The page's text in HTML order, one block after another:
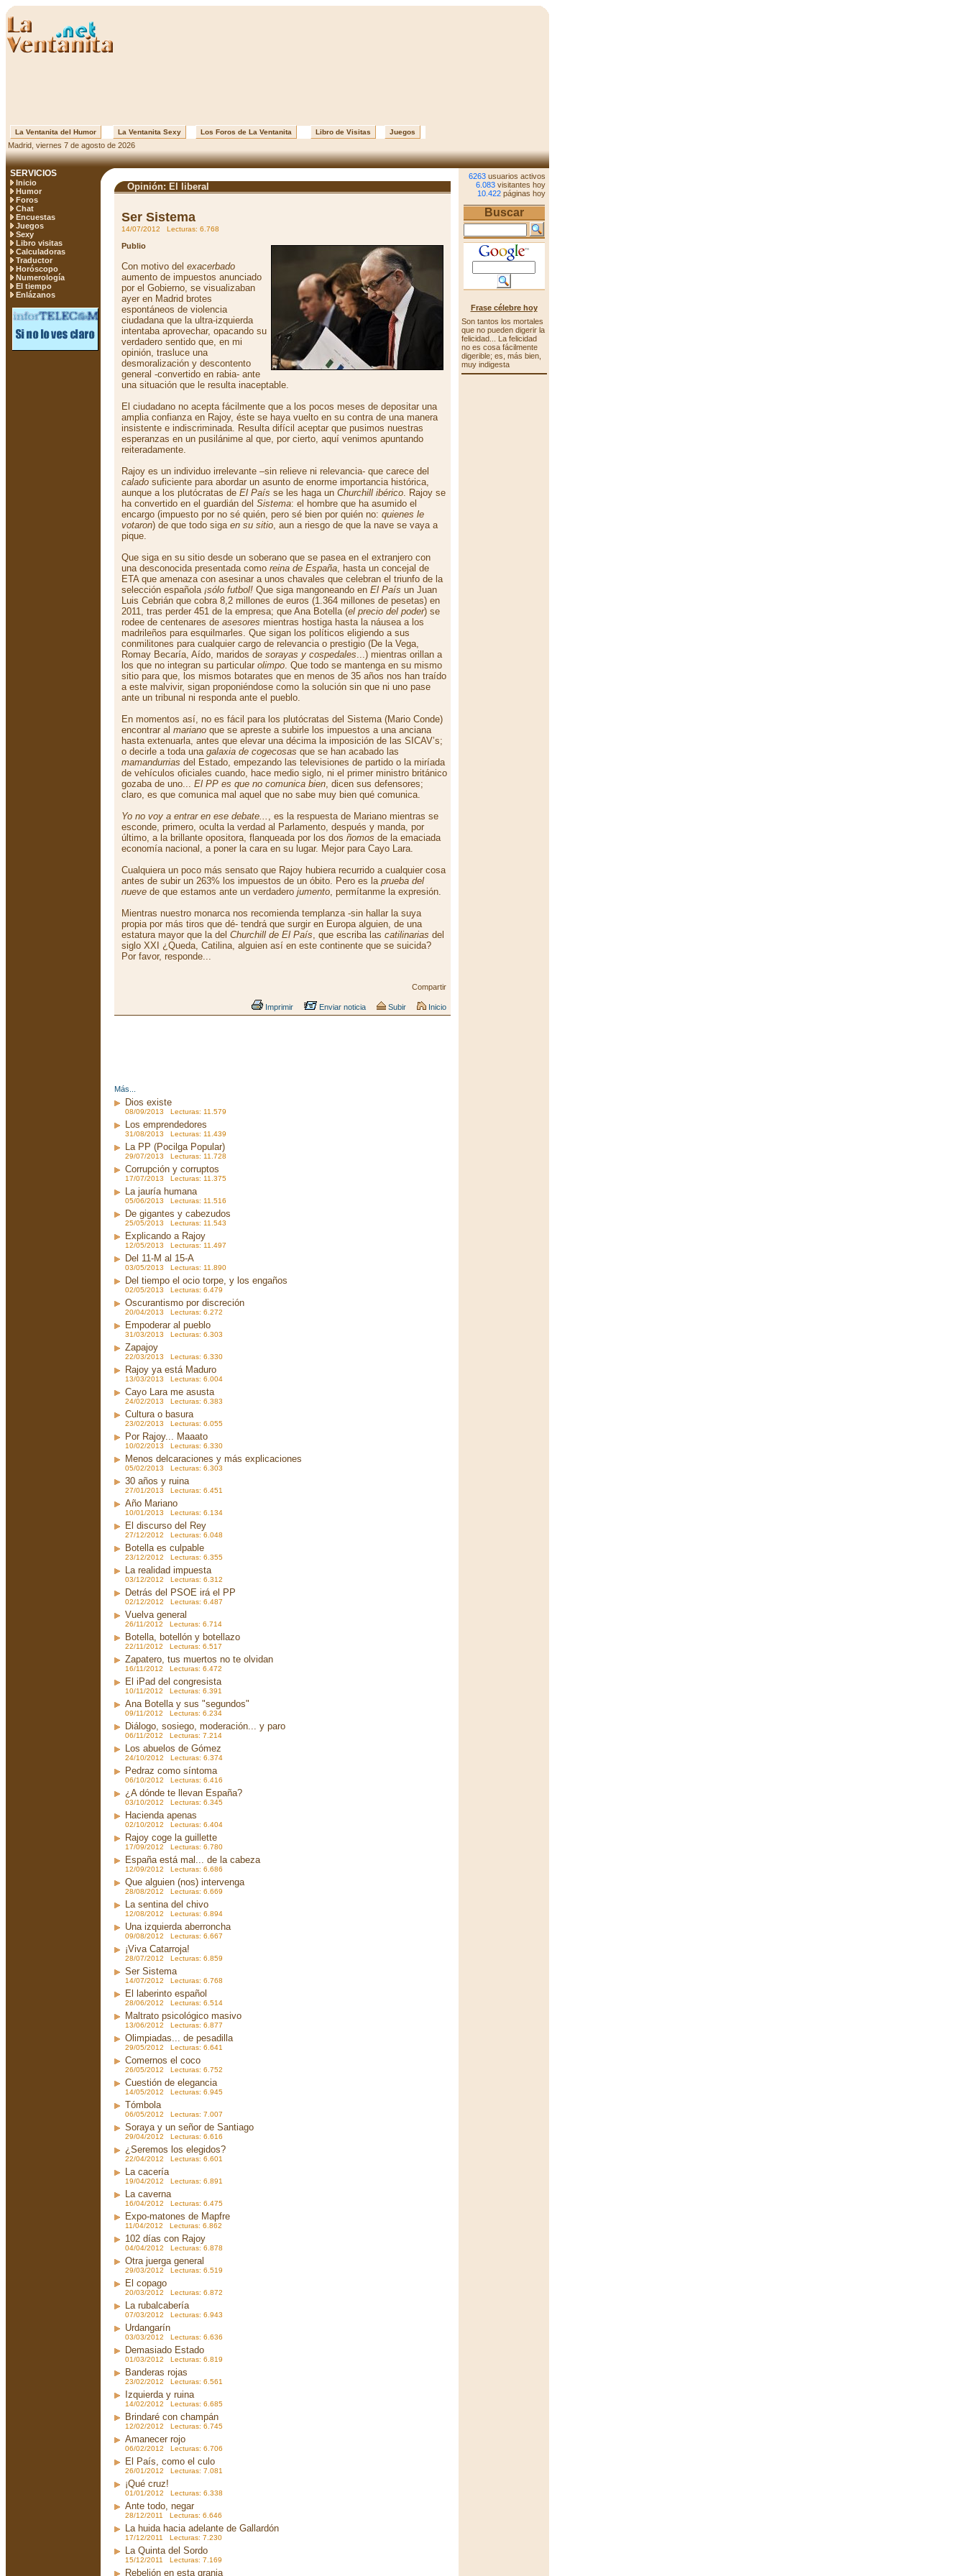
La Ventanita del Humor La Ventanita Sexy Los Foros de La Ventanita Libro de Visitas Juegos
Madrid, viernes 7 de agosto de 2026
SERVICIOS
Inicio
Humor
Foros
Chat
Encuestas
Juegos
Sexy
Libro visitas
Calculadoras
Traductor
Horóscopo
Numerología
El tiempo
Enlázanos
Opinión: El liberal
Ser Sistema
14/07/2012 Lecturas: 6.768
Publio
Con motivo del exacerbado
aumento de impuestos anunciado
por el Gobierno, se visualizaban
ayer en Madrid brotes
espontáneos de violencia
ciudadana que la ultra-izquierda
intentaba aprovechar, opacando su
verdadero sentido que, en mi
opinión, trasluce una
desmoralización y descontento
general -convertido en rabia- ante
una situación que le resulta inaceptable.
El ciudadano no acepta fácilmente que a los pocos meses de depositar una
amplia confianza en Rajoy, éste se haya vuelto en su contra de una manera
insistente e indiscriminada. Resulta difícil aceptar que pusimos nuestras
esperanzas en un pusilánime al que, por cierto, aquí venimos apuntando
reiteradamente.
Rajoy es un individuo irrelevante –sin relieve ni relevancia- que carece del
calado suficiente para abordar un asunto de enorme importancia histórica,
aunque a los plutócratas de El País se les haga un Churchill ibérico. Rajoy se
ha convertido en el guardián del Sistema: el hombre que ha asumido el
encargo (impuesto por no sé quién, pero sé bien por quién no: quienes le
votaron) de que todo siga en su sitio, aun a riesgo de que la nave se vaya a
pique.
Que siga en su sitio desde un soberano que se pasea en el extranjero con
una desconocida presentada como reina de España, hasta un concejal de
ETA que amenaza con asesinar a unos chavales que celebran el triunfo de la
selección española ¡sólo futbol! Que siga mangoneando en El País un Juan
Luis Cebrián que cobra 8,2 millones de euros (1.364 millones de pesetas) en
2011, tras perder 451 de la empresa; que Ana Botella (el precio del poder) se
rodee de centenares de asesores mientras hostiga hasta la náusea a los
madrileños para esquilmarles. Que sigan los políticos eligiendo a sus
conmilitones para cualquier cargo de relevancia o prestigio (De la Vega,
Romay Becaría, Aído, maridos de sorayas y cospedales...) mientras orillan a
los que no integran su particular olimpo. Que todo se mantenga en su mismo
sitio para que, los mismos botarates que en menos de 35 años nos han traído
a este malvivir, sigan proponiéndose como la solución sin que ni uno pase
ante un tribunal ni responda ante el pueblo.
En momentos así, no es fácil para los plutócratas del Sistema (Mario Conde)
encontrar al mariano que se apreste a subirle los impuestos a una anciana
hasta extenuarla, antes que elevar una décima la imposición de las SICAV’s;
o decirle a toda una galaxia de cogecosas que se han acabado las
mamandurrias del Estado, empezando las televisiones de partido o la miríada
de vehículos oficiales cuando, hace medio siglo, ni el primer ministro británico
gozaba de uno... El PP es que no comunica bien, dicen sus defensores;
claro, es que comunica mal aquel que no sabe muy bien qué comunica.
Yo no voy a entrar en ese debate... , es la respuesta de Mariano mientras se
esconde, primero, oculta la verdad al Parlamento, después y manda, por
último, a la brillante opositora, flanqueada por los dos ñomos de la emaciada
economía nacional, a poner la cara en su lugar. Mejor para Cayo Lara.
Cualquiera un poco más sensato que Rajoy hubiera recurrido a cualquier cosa
antes de subir un 263% los impuestos de un óbito. Pero es la prueba del
nueve de que estamos ante un verdadero jumento, permítanme la expresión.
Mientras nuestro monarca nos recomienda templanza -sin hallar la suya
propia por más tiros que dé- tendrá que surgir en Europa alguien, de una
estatura mayor que la del Churchill de El País, que escriba las catilinarias del
siglo XXI ¿Queda, Catilina, alguien así en este continente que se suicida?
Por favor, responde...
Compartir
Imprimir Enviar noticia Subir Inicio
Más...
Dios existe
08/09/2013 Lecturas: 11.579
Los emprendedores
31/08/2013 Lecturas: 11.439
La PP (Pocilga Popular)
29/07/2013 Lecturas: 11.728
Corrupción y corruptos
17/07/2013 Lecturas: 11.375
La jauría humana
05/06/2013 Lecturas: 11.516
De gigantes y cabezudos
25/05/2013 Lecturas: 11.543
Explicando a Rajoy
12/05/2013 Lecturas: 11.497
Del 11-M al 15-A
03/05/2013 Lecturas: 11.890
Del tiempo el ocio torpe, y los engaños
02/05/2013 Lecturas: 6.479
Oscurantismo por discreción
20/04/2013 Lecturas: 6.272
Empoderar al pueblo
31/03/2013 Lecturas: 6.303
Zapajoy
22/03/2013 Lecturas: 6.330
Rajoy ya está Maduro
13/03/2013 Lecturas: 6.004
Cayo Lara me asusta
24/02/2013 Lecturas: 6.383
Cultura o basura
23/02/2013 Lecturas: 6.055
Por Rajoy... Maaato
10/02/2013 Lecturas: 6.330
Menos delcaraciones y más explicaciones
05/02/2013 Lecturas: 6.303
30 años y ruina
27/01/2013 Lecturas: 6.451
Año Mariano
10/01/2013 Lecturas: 6.134
El discurso del Rey
27/12/2012 Lecturas: 6.048
Botella es culpable
23/12/2012 Lecturas: 6.355
La realidad impuesta
03/12/2012 Lecturas: 6.312
Detrás del PSOE irá el PP
02/12/2012 Lecturas: 6.487
Vuelva general
26/11/2012 Lecturas: 6.714
Botella, botellón y botellazo
22/11/2012 Lecturas: 6.517
Zapatero, tus muertos no te olvidan
16/11/2012 Lecturas: 6.472
El iPad del congresista
10/11/2012 Lecturas: 6.391
Ana Botella y sus "segundos"
09/11/2012 Lecturas: 6.234
Diálogo, sosiego, moderación... y paro
06/11/2012 Lecturas: 7.214
Los abuelos de Gómez
24/10/2012 Lecturas: 6.374
Pedraz como síntoma
06/10/2012 Lecturas: 6.416
¿A dónde te llevan España?
03/10/2012 Lecturas: 6.345
Hacienda apenas
02/10/2012 Lecturas: 6.404
Rajoy coge la guillette
17/09/2012 Lecturas: 6.780
España está mal... de la cabeza
12/09/2012 Lecturas: 6.686
Que alguien (nos) intervenga
28/08/2012 Lecturas: 6.669
La sentina del chivo
12/08/2012 Lecturas: 6.894
Una izquierda aberroncha
09/08/2012 Lecturas: 6.667
¡Viva Catarroja!
28/07/2012 Lecturas: 6.859
Ser Sistema
14/07/2012 Lecturas: 6.768
El laberinto español
28/06/2012 Lecturas: 6.514
Maltrato psicológico masivo
13/06/2012 Lecturas: 6.877
Olimpiadas... de pesadilla
29/05/2012 Lecturas: 6.641
Comernos el coco
26/05/2012 Lecturas: 6.752
Cuestión de elegancia
14/05/2012 Lecturas: 6.945
Tómbola
06/05/2012 Lecturas: 7.007
Soraya y un señor de Santiago
29/04/2012 Lecturas: 6.616
¿Seremos los elegidos?
22/04/2012 Lecturas: 6.601
La cacería
19/04/2012 Lecturas: 6.891
La caverna
16/04/2012 Lecturas: 6.475
Expo-matones de Mapfre
11/04/2012 Lecturas: 6.862
102 días con Rajoy
04/04/2012 Lecturas: 6.878
Otra juerga general
29/03/2012 Lecturas: 6.519
El copago
20/03/2012 Lecturas: 6.872
La rubalcabería
07/03/2012 Lecturas: 6.943
Urdangarín
03/03/2012 Lecturas: 6.636
Demasiado Estado
01/03/2012 Lecturas: 6.819
Banderas rojas
23/02/2012 Lecturas: 6.561
Izquierda y ruina
14/02/2012 Lecturas: 6.685
Brindaré con champán
12/02/2012 Lecturas: 6.745
Amanecer rojo
06/02/2012 Lecturas: 6.706
El País, como el culo
26/01/2012 Lecturas: 7.081
¡Qué cruz!
01/01/2012 Lecturas: 6.338
Ante todo, negar
28/12/2011 Lecturas: 6.646
La huida hacia adelante de Gallardón
17/12/2011 Lecturas: 7.230
La Quinta del Sordo
15/12/2011 Lecturas: 7.169
Rebelión en esta granja
6263 usuarios activos
6.083 visitantes hoy
10.422 páginas hoy
Buscar
Frase célebre hoy
Son tantos los mortales
que no pueden digerir la
felicidad... La felicidad
no es cosa fácilmente
digerible; es, más bien,
muy indigesta